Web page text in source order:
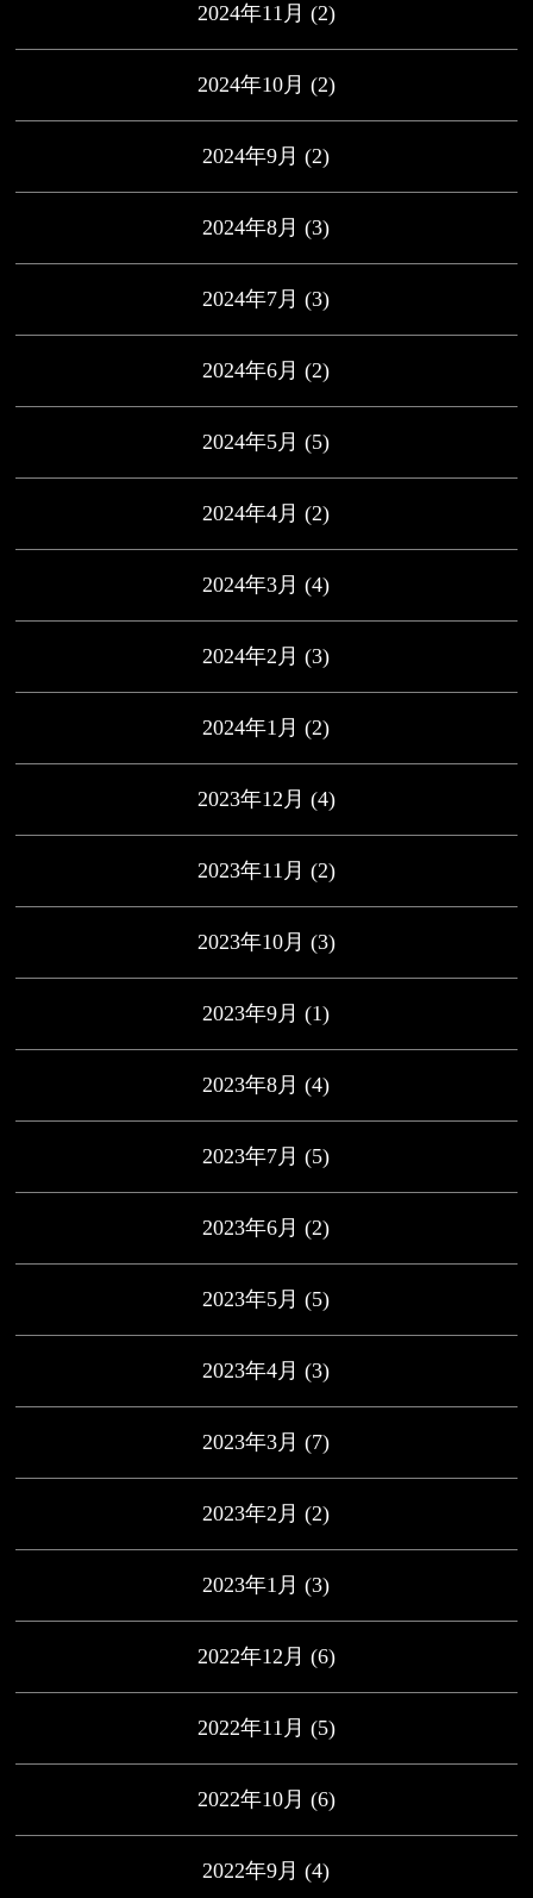
2024年11月 (2)
2024年10月 (2)
2024年9月 (2)
2024年8月 (3)
2024年7月 (3)
2024年6月 (2)
2024年5月 (5)
2024年4月 (2)
2024年3月 (4)
2024年2月 (3)
2024年1月 (2)
2023年12月 (4)
2023年11月 (2)
2023年10月 (3)
2023年9月 (1)
2023年8月 (4)
2023年7月 (5)
2023年6月 (2)
2023年5月 (5)
2023年4月 (3)
2023年3月 (7)
2023年2月 (2)
2023年1月 (3)
2022年12月 (6)
2022年11月 (5)
2022年10月 (6)
2022年9月 (4)